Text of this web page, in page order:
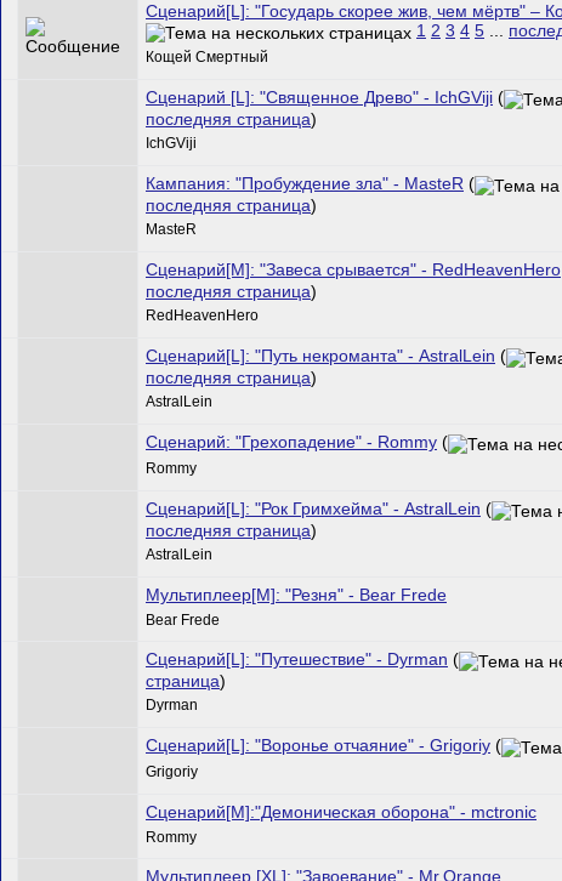
Сценарий[L]: "Государь скорее жив, чем мёртв" –
1 2 3 4 5 ...
Кощей Смертный
Сценарий [L]: "Священное Древо" - IchGViji (
последняя страница)
IchGViji
Кампания: "Пробуждение зла" - MasteR (
последняя страница)
MasteR
Сценарий[M]: "Завеса срывается" - RedHeavenHero
последняя страница)
RedHeavenHero
Сценарий[L]: "Путь некроманта" - AstralLein (
последняя страница)
AstralLein
Сценарий: "Грехопадение" - Rommy (
Rommy
Сценарий[L]: "Рок Гримхейма" - AstralLein (
последняя страница)
AstralLein
Мультиплеер[M]: "Резня" - Bear Frede
Bear Frede
Сценарий[L]: "Путешествие" - Dyrman (
страница)
Dyrman
Сценарий[L]: "Воронье отчаяние" - Grigoriy (
Grigoriy
Сценарий[M]:"Демоническая оборона" - mctronic
Rommy
Мультиплеер [XL]: "Завоевание" - Mr.Orange